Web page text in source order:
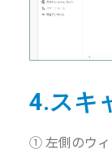
4.スキ
① 左側のウィ